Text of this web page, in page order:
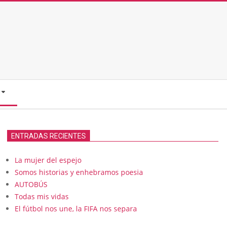
ENTRADAS RECIENTES
La mujer del espejo
Somos historias y enhebramos poesia
AUTOBÚS
Todas mis vidas
El fútbol nos une, la FIFA nos separa